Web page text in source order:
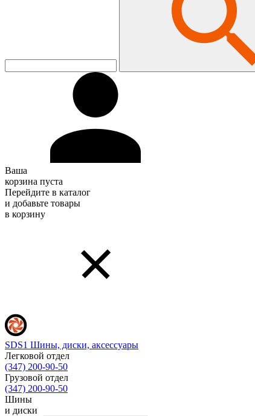
Ваша
корзина пуста
Перейдите в каталог
и добавьте товары
в корзину
SDS1 Шины, диски, аксессуары
Легковой отдел
(347) 200-90-50
Грузовой отдел
(347) 200-90-50
Шины
и диски